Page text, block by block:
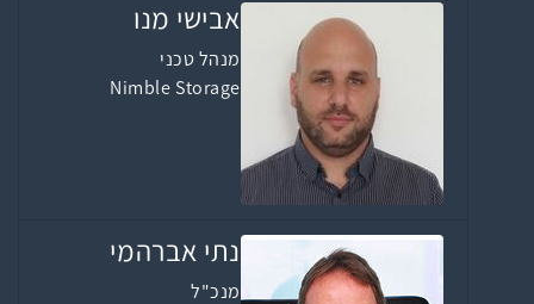
אבישי מנו
מנהל טכני
Nimble Storage
נתי אברהמי
מנכ"ל